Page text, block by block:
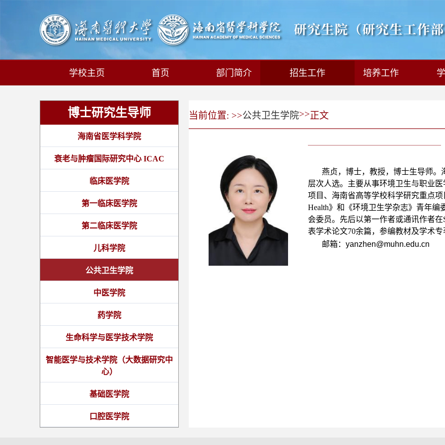
学校主页 首页 部门简介 招生工作 培养工作
博士研究生导师
海南省医学科学院
衰老与肿瘤国际研究中心 ICAC
临床医学院
第一临床医学院
第二临床医学院
儿科学院
公共卫生学院
中医学院
药学院
生命科学与医学技术学院
智能医学与技术学院（大数据研究中
心）
基础医学院
口腔医学院
当前位置: >>公共卫生学院>>正文
燕贞，博士，教授，博士生导师。
层次人选。主要从事环境卫生与职业
项目、海南省高等学校科学研究重点项
Health》和《环境卫生学杂志》青年
会委员。先后以第一作者或通讯作者在
表学术论文70余篇，参编教材及学术专
邮箱： yanzhen@muhn.edu.cn